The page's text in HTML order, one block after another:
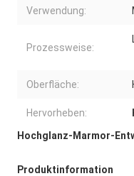
Verwendung:
Prozessweise:
Oberfläche:
Hervorheben:
Hochglanz-Marmor-
Produktinformation